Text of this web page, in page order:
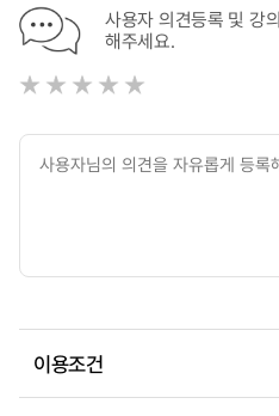
사용자 의견등록 및 강
해주세요.
이용조건